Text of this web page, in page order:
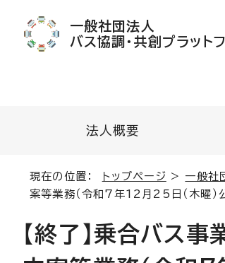
一般社団法人
バス協調・共創プラット
法人概要
現在の位置： トップページ > 一般社
案等業務（令和7年12月25日（木曜）
【終了】乗合バス